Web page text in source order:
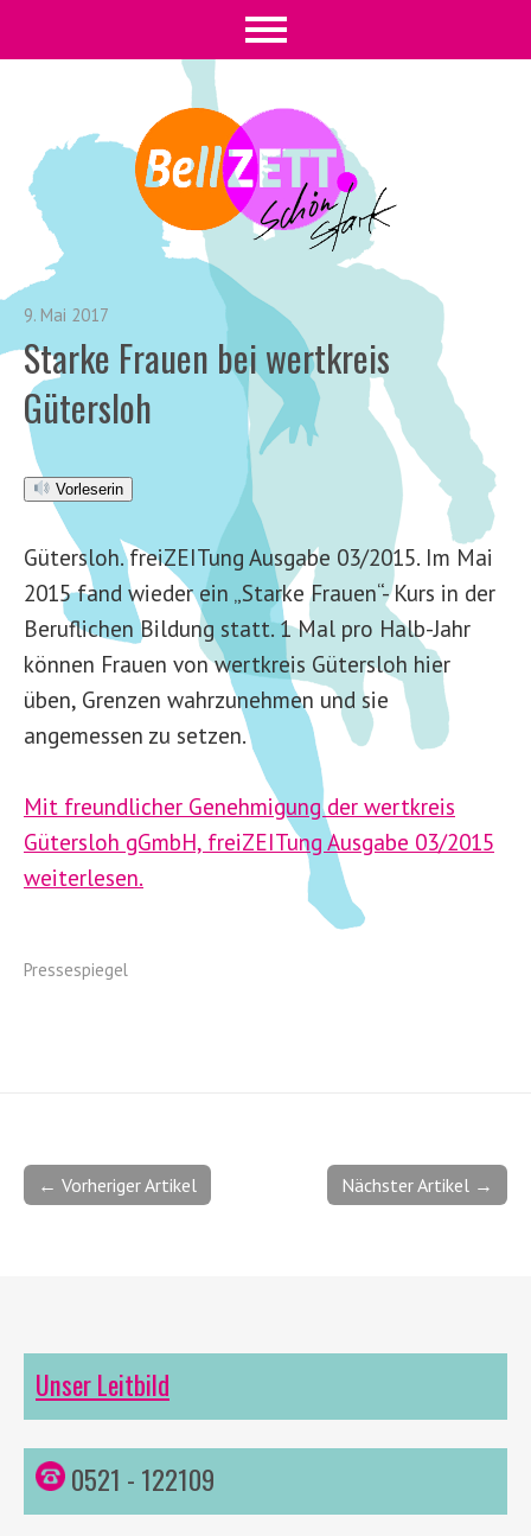
9. Mai 2017
Starke Frauen bei wertkreis
Gütersloh
Vorleserin
Gütersloh. freiZEITung Ausgabe 03/2015. Im Mai
2015 fand wieder ein „Starke Frauen“- Kurs in der
Beruflichen Bildung statt. 1 Mal pro Halb-Jahr
können Frauen von wertkreis Gütersloh hier
üben, Grenzen wahrzunehmen und sie
angemessen zu setzen.
Mit freundlicher Genehmigung der wertkreis
Gütersloh gGmbH, freiZEITung Ausgabe 03/2015
weiterlesen.
Pressespiegel
Nächster Artikel →
← Vorheriger Artikel
Unser Leitbild
0521 - 122109